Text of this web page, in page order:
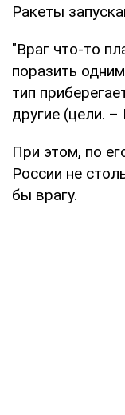
Ракеты
"Враг что-то
поразить
тип
другие (цели.
При этом, по
России не
бы врагу.